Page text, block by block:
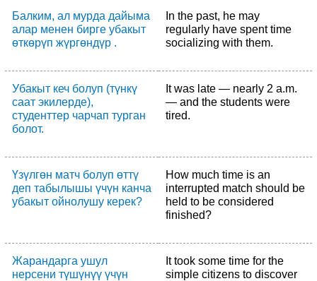
Балким, ал мурда дайыма
алар менен бирге убакыт
өткөрүп жүргөндүр .
In the past, he may
regularly have spent time
socializing with them.
Убакыт кеч болуп (түнкү
саат экилерде),
студенттер чарчап турган
болот.
It was late — nearly 2 a.m.
— and the students were
tired.
Үзүлгөн матч болуп өттү
деп табылышы үчүн канча
убакыт ойнолушу керек?
How much time is an
interrupted match should be
held to be considered
finished?
Жарандарга ушул
нерсени түшүнүү үчүн
It took some time for the
simple citizens to discover